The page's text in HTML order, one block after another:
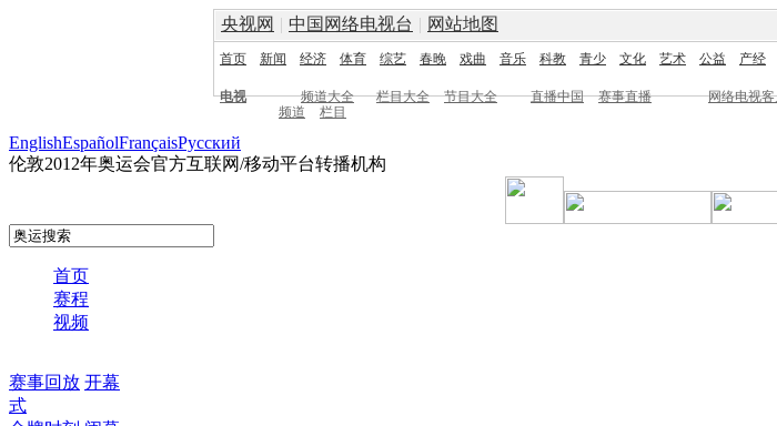
央视网 | 中国网络电视台 | 网站地图
首页 新闻 经济 体育 综艺 春晚 戏曲 音乐 科教 青少 文化 艺术 公益 产经
电视 频道大全 栏目大全 节目大全 直播中国 赛事直播 网络电视
频道
栏目
EnglishEspañolFrançaisPусский
伦敦2012年奥运会官方互联网/移动平台转播机构
首页
赛程
视频
赛事回放 开幕
式